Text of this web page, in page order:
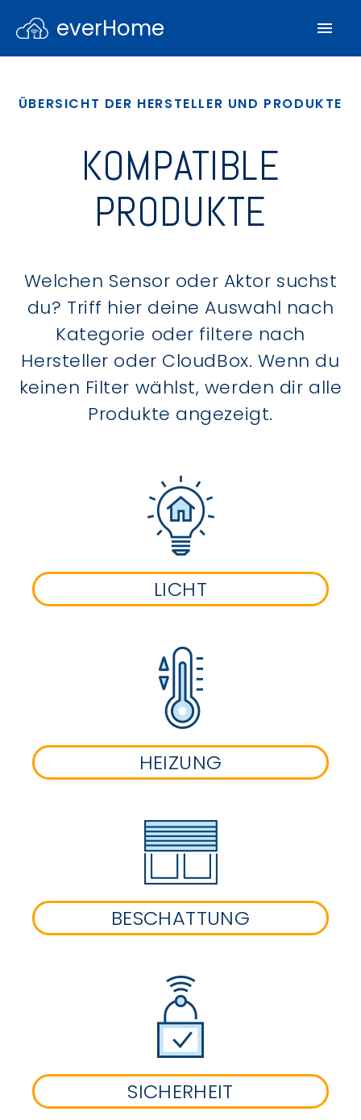
everHome
ÜBERSICHT DER HERSTELLER UND PRODUKTE
KOMPATIBLE
PRODUKTE
Welchen Sensor oder Aktor suchst
du? Triff hier deine Auswahl nach
Kategorie oder filtere nach
Hersteller oder CloudBox. Wenn du
keinen Filter wählst, werden dir alle
Produkte angezeigt.
LICHT
HEIZUNG
BESCHATTUNG
SICHERHEIT